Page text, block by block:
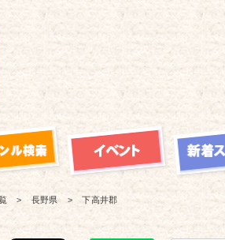
長野県
下高井郡